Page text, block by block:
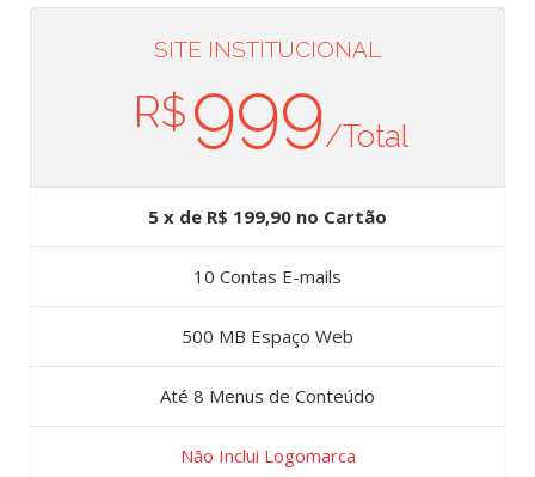
SITE INSTITUCIONAL
R$999/Total
5 x de R$ 199,90 no Cartão
10 Contas E-mails
500 MB Espaço Web
Até 8 Menus de Conteúdo
Não Inclui Logomarca